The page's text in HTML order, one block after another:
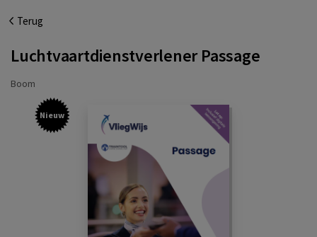
Terug
Luchtvaartdienstverlener Passage
Boom
Nieuw